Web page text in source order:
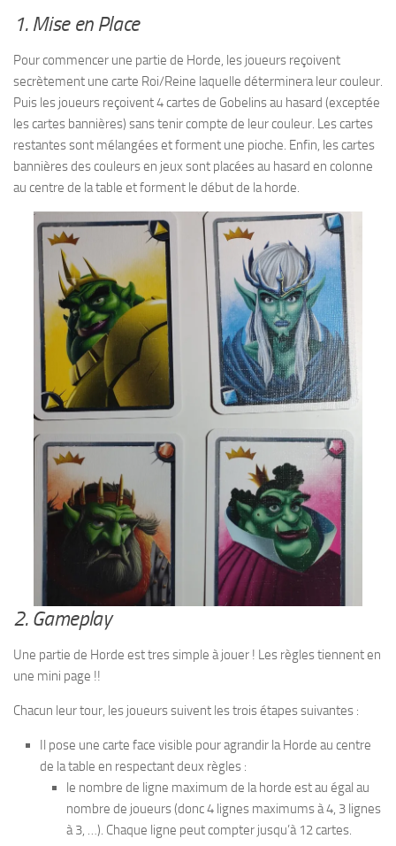
1. Mise en Place
Pour commencer une partie de Horde, les joueurs reçoivent
secrètement une carte Roi/Reine laquelle déterminera leur couleur.
Puis les joueurs reçoivent 4 cartes de Gobelins au hasard (exceptée
les cartes bannières) sans tenir compte de leur couleur. Les cartes
restantes sont mélangées et forment une pioche. Enfin, les cartes
bannières des couleurs en jeux sont placées au hasard en colonne
au centre de la table et forment le début de la horde.
2. Gameplay
Une partie de Horde est tres simple à jouer ! Les règles tiennent en
une mini page !!
Chacun leur tour, les joueurs suivent les trois étapes suivantes :
Il pose une carte face visible pour agrandir la Horde au centre
de la table en respectant deux règles :
le nombre de ligne maximum de la horde est au égal au
nombre de joueurs (donc 4 lignes maximums à 4, 3 lignes
à 3, …). Chaque ligne peut compter jusqu’à 12 cartes.